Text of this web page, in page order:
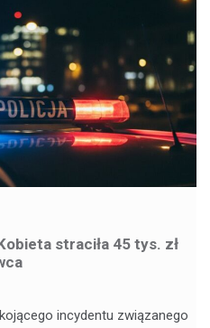
straciła 45 tys. zł
incydentu związanego